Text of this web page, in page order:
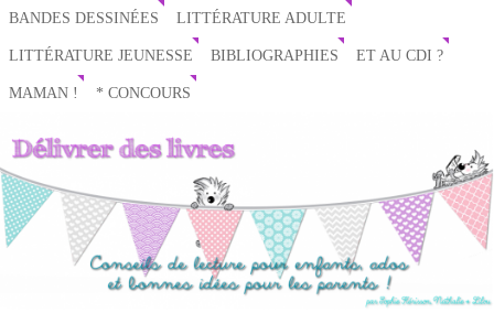
BANDES DESSINÉES LITTÉRATURE ADULTE
LITTÉRATURE JEUNESSE BIBLIOGRAPHIES ET AU CDI ?
MAMAN ! * CONCOURS